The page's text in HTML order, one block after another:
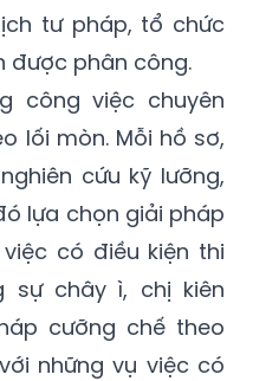
tư pháp, tổ chức
được phân công.
công việc chuyên
lối mòn. Mỗi hồ sơ,
cứu kỹ lưỡng,
lựa chọn giải pháp
có điều kiện thi
sự chây ì, chị kiên
cưỡng chế theo
những vụ việc có